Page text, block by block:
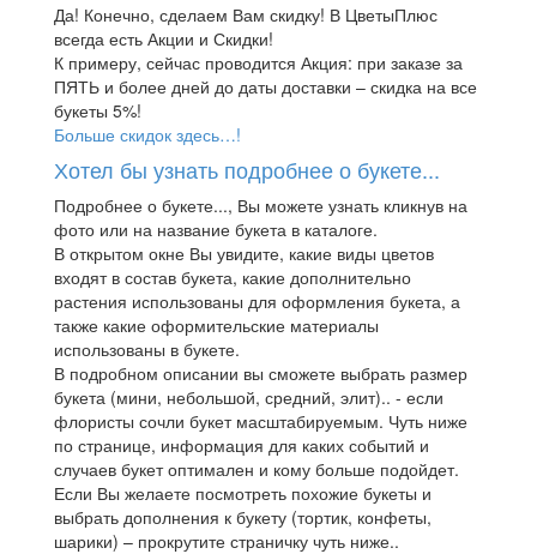
Да! Конечно, сделаем Вам скидку! В ЦветыПлюс
всегда есть Акции и Скидки!
К примеру, сейчас проводится Акция: при заказе за
ПЯТЬ и более дней до даты доставки – скидка на все
букеты 5%!
Больше скидок здесь…!
Хотел бы узнать подробнее о букете...
Подробнее о букете..., Вы можете узнать кликнув на
фото или на название букета в каталоге.
В открытом окне Вы увидите, какие виды цветов
входят в состав букета, какие дополнительно
растения использованы для оформления букета, а
также какие оформительские материалы
использованы в букете.
В подробном описании вы сможете выбрать размер
букета (мини, небольшой, средний, элит).. - если
флористы сочли букет масштабируемым. Чуть ниже
по странице, информация для каких событий и
случаев букет оптимален и кому больше подойдет.
Если Вы желаете посмотреть похожие букеты и
выбрать дополнения к букету (тортик, конфеты,
шарики) – прокрутите страничку чуть ниже..